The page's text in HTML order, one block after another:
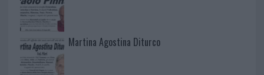
Martina Agostina Diturco